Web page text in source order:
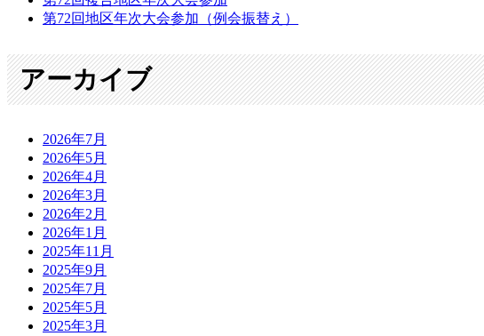
第72回地区年次大会参加（例会振替え）
アーカイブ
2026年7月
2026年5月
2026年4月
2026年3月
2026年2月
2026年1月
2025年11月
2025年9月
2025年7月
2025年5月
2025年3月